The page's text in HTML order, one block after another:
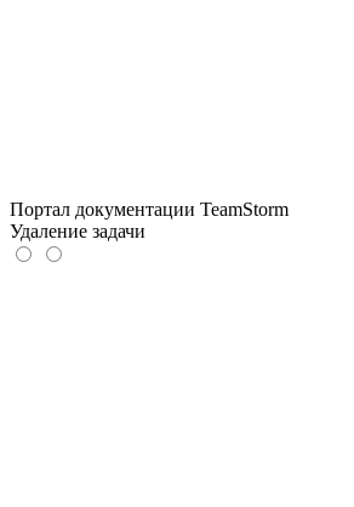
Портал документации TeamStorm
Удаление задачи